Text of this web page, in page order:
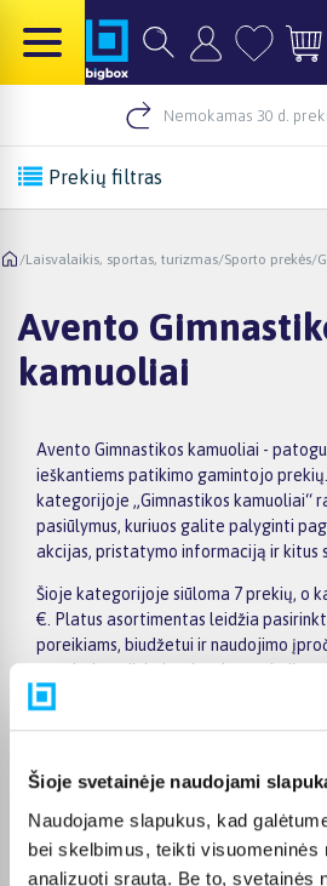
Šioje svetainėje naudojami
Naudojame slapukus, kad
bei skelbimus, teikti visuomeninės
analizuoti srautą. Be to, svetainės
Nemokamas 30 d.
Prekių filtras
/Laisvalaikis, sportas, turizmas/Sporto prekės/
Avento
kamuoliai
Avento Gimnastikos kamuoliai -
ieškantiems patikimo gamintojo prekių.
kategorijoje „Gimnastikos kamuoliai“
pasiūlymus, kuriuos galite palyginti
akcijas, pristatymo informaciją ir kitus
Šioje kategorijoje siūloma 7 prekių, o
€. Platus asortimentas leidžia
poreikiams, biudžetui ir naudojimo
įvertinti ne tik kainą, bet ir pagrindines
komplektaciją, garantijos sąlygas bei
pasiūlymus ir patogiai palyginti Avento
Atsižvelkite į jums svarbiausius
informaciją ir prekės aprašymą, kad
ir apgalvotą sprendimą.